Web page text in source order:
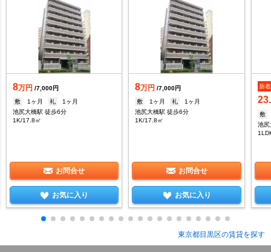
8万円 /7,000円
敷
1ヶ月 礼
1ヶ月
池尻大橋駅 徒歩6分
1K/17.8㎡
お問合せ
お気に入り
8万円 /7,000円
敷
1ヶ月 礼
1ヶ月
池尻大橋駅 徒歩6分
1K/17.8㎡
お問合せ
お気に入り
新着
敷
池尻
東京都目黒区の賃貸を探す